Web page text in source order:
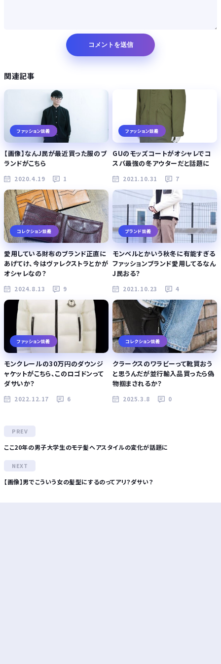
関連記事
ファッション談義
【画像】なんJ民が最近買った服のブ
ランドがこちら
2020.4.19 1
ファッション談義
GUのモッズコートがオシャレでコ
スパ最強の冬アウターだと話題に
2021.10.31 7
コレクション談義
愛用している財布のブランド正直に
あげてけ、今はヴァレクストラとかが
オシャレなの？
2024.8.13 9
ブランド談義
モンベルとかいう秋冬に有能すぎる
ファッションブランド愛用してるなん
J民おる？
2021.10.23 4
ファッション談義
モンクレールの30万円のダウンジ
ャケットがこちら、このロゴドンって
ダサいか？
2022.12.17 6
コレクション談義
クラークスのワラビーって靴買おう
と思うんだが並行輸入品買ったら偽
物掴まされるか？
2025.3.8 0
ここ20年の男子大学生のモテ髪ヘアスタイルの変化が話題に
【画像】男でこういう女の髪型にするのってアリ？ダサい？